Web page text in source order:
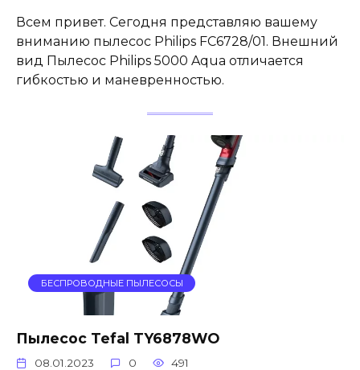
Всем привет. Сегодня представляю вашему
вниманию пылесос Philips FC6728/01. Внешний
вид Пылесос Philips 5000 Aqua отличается
гибкостью и маневренностью.
БЕСПРОВОДНЫЕ ПЫЛЕСОСЫ
Пылесос Tefal TY6878WO
08.01.2023 0 491